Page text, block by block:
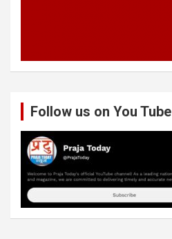
Follow us on You Tube